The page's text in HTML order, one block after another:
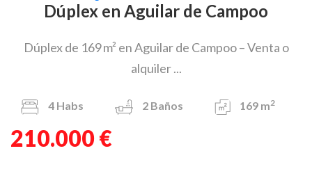
Dúplex en Aguilar de Campoo
Dúplex de 169 m² en Aguilar de Campoo – Venta o
alquiler ...
4 Habs 2 Baños 169 m2
210.000 €